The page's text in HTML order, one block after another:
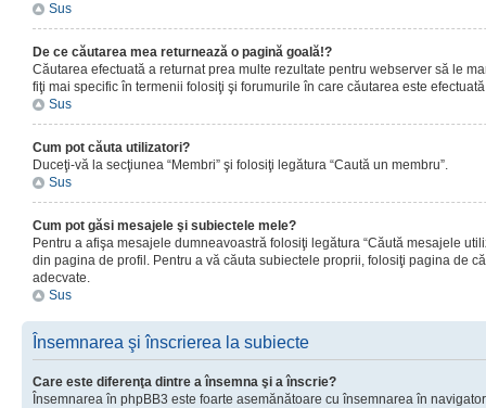
Sus
De ce căutarea mea returnează o pagină goală!?
Căutarea efectuată a returnat prea multe rezultate pentru webserver să le
fiţi mai specific în termenii folosiţi şi forumurile în care căutarea este
Sus
Cum pot căuta utilizatori?
Duceţi-vă la secţiunea “Membri” şi folosiţi legătura “Caută un membru”.
Sus
Cum pot găsi mesajele şi subiectele mele?
Pentru a afişa mesajele dumneavoastră folosiţi legătura “Căută mesajele
din pagina de profil. Pentru a vă căuta subiectele proprii, folosiţi pagina de
adecvate.
Sus
Însemnarea şi înscrierea la subiecte
Care este diferenţa dintre a însemna şi a înscrie?
Însemnarea în phpBB3 este foarte asemănătoare cu însemnarea în